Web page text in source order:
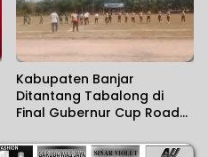
Kabupaten Banjar
Ditantang Tabalong di
Final Gubernur Cup Road